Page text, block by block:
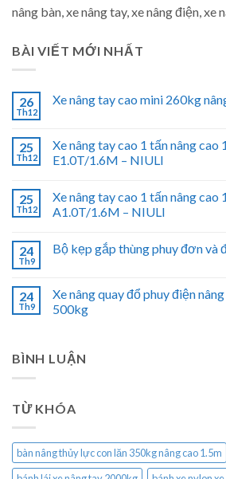
nâng bàn, xe nâng tay, xe nâng điện, xe
BÀI VIẾT MỚI NHẤT
26
Th12
Xe nâng tay cao mini 260kg
25
Th12
Xe nâng tay cao 1 tấn nâng cao
E1.0T/1.6M – NIULI
25
Th12
Xe nâng tay cao 1 tấn nâng cao
A1.0T/1.6M – NIULI
24
Th9
Bộ kẹp gắp thùng phuy đơn và
24
Th9
Xe nâng quay đổ phuy điện
500kg
BÌNH LUẬN
TỪ KHÓA
bàn nâng thủy lực con lăn 350kg nâng cao 1.5m